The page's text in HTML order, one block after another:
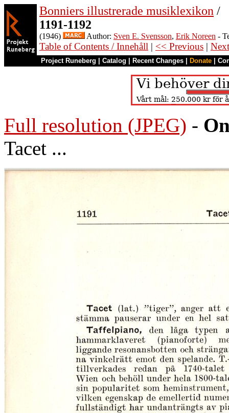
Bonniers illustrerade musiklexikon /
1191-1192
(1946) Author: Sven E. Svensson, Erik Noreen -
Table of Contents / Innehåll | << Previous |
Project Runeberg Catalog Recent Changes Donate
Full resolution (JPEG) -
Tacet ...